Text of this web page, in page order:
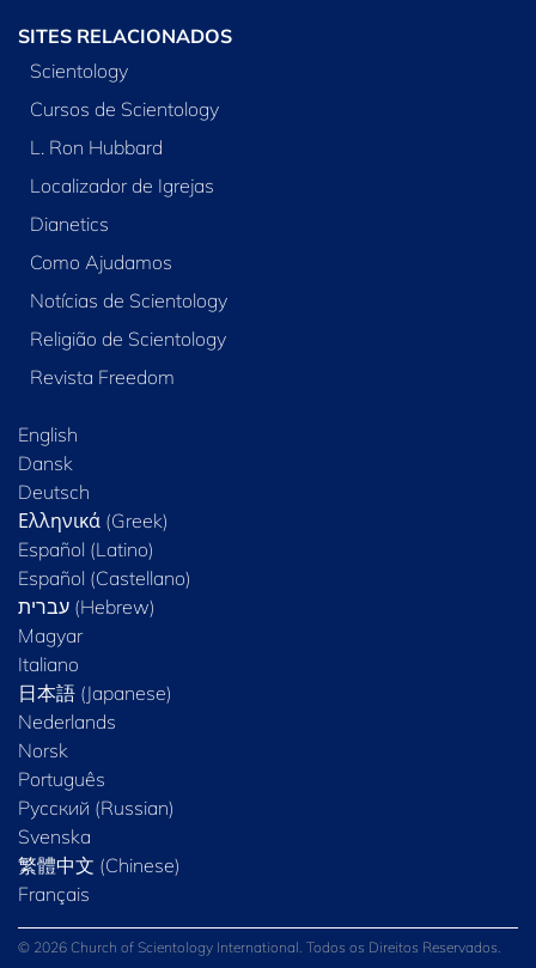
SITES RELACIONADOS
Scientology
Cursos de Scientology
L. Ron Hubbard
Localizador de Igrejas
Dianetics
Como Ajudamos
Notícias de Scientology
Religião de Scientology
Revista Freedom
English
Dansk
Deutsch
Ελληνικά (Greek)
Español (Latino)
Español (Castellano)
Magyar
Italiano
日本語 (Japanese)
Nederlands
Norsk
Português
Русский (Russian)
Svenska
繁體中文 (Chinese)
Français
© 2026 Church of Scientology International. Todos os Direitos Reservados.